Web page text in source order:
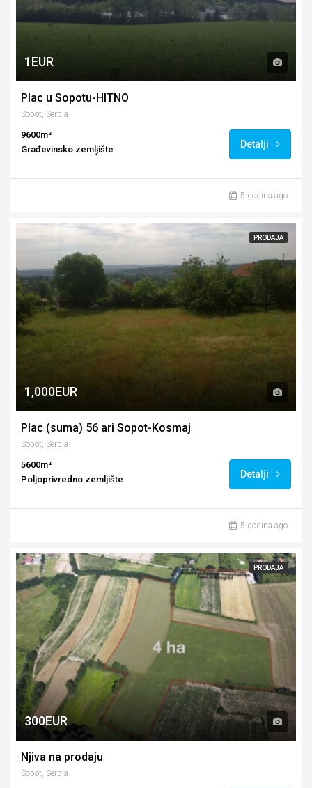
1EUR
Plac u Sopotu-HITNO
Sopot, Serbia
9600m²
Građevinsko zemljište
Detalji
5 godina ago
PRODAJA
1,000EUR
Plac (suma) 56 ari Sopot-Kosmaj
Sopot, Serbia
5600m²
Poljoprivredno zemljište
Detalji
5 godina ago
PRODAJA
300EUR
Njiva na prodaju
Sopot, Serbia